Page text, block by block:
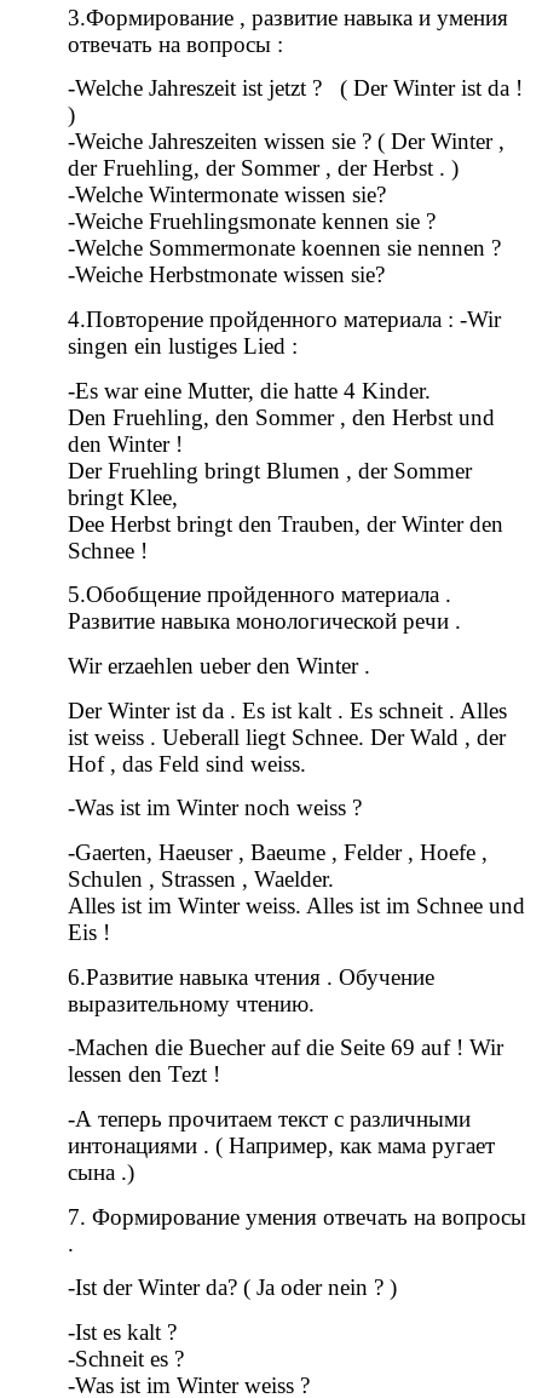
3.Формирование , развитие навыка и умения
отвечать на вопросы :
-Welche Jahreszeit ist jetzt ? ( Der Winter ist da !
)
-Weiche Jahreszeiten wissen sie ? ( Der Winter ,
der Fruehling, der Sommer , der Herbst . )
-Welche Wintermonate wissen sie?
-Weiche Fruehlingsmonate kennen sie ?
-Welche Sommermonate koennen sie nennen ?
-Weiche Herbstmonate wissen sie?
4.Повторение пройденного материала : -Wir
singen ein lustiges Lied :
-Es war eine Mutter, die hatte 4 Kinder.
Den Fruehling, den Sommer , den Herbst und
den Winter !
Der Fruehling bringt Blumen , der Sommer
bringt Klee,
Dee Herbst bringt den Trauben, der Winter den
Schnee !
5.Обобщение пройденного материала .
Развитие навыка монологической речи .
Wir erzaehlen ueber den Winter .
Der Winter ist da . Es ist kalt . Es schneit . Alles
ist weiss . Ueberall liegt Schnee. Der Wald , der
Hof , das Feld sind weiss.
-Was ist im Winter noch weiss ?
-Gaerten, Haeuser , Baeume , Felder , Hoefe ,
Schulen , Strassen , Waelder.
Alles ist im Winter weiss. Alles ist im Schnee und
Eis !
6.Развитие навыка чтения . Обучение
выразительному чтению.
-Machen die Buecher auf die Seite 69 auf ! Wir
lessen den Tezt !
-А теперь прочитаем текст с различными
интонациями . ( Например, как мама ругает
сына .)
7. Формирование умения отвечать на вопросы
.
-Ist der Winter da? ( Ja oder nein ? )
-Ist es kalt ?
-Schneit es ?
-Was ist im Winter weiss ?